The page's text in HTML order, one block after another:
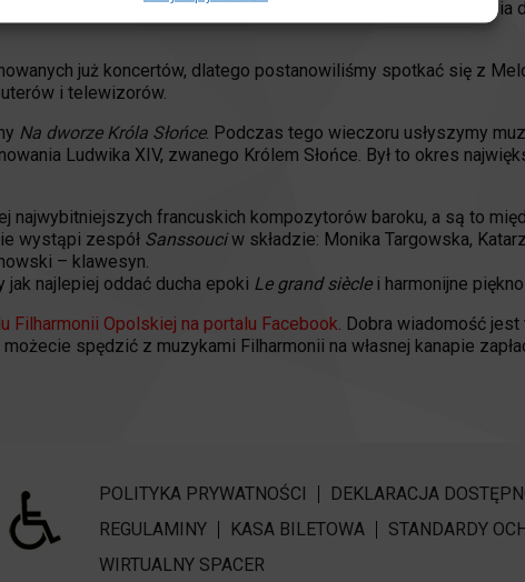
– jesteśmy zobowiązani do przedłużenia okresu zawieszenia
już koncertów, dlatego postanowiliśmy spotkać się z
i telewizorów.
Na dworze Króla Słońce. Podczas tego wieczoru usłyszymy
Ludwika XIV, zwanego Królem Słońce. Był to okres
francuskich kompozytorów baroku, a są to
wystąpi zespół Sanssouciw składzie: Monika Targowska,
– klawesyn.
najlepiej oddać ducha epoki Le grand sièclei harmonijne
Filharmonii Opolskiej na portalu Facebook . Dobra wiadomość
spędzić z muzykami Filharmonii na własnej kanapie
POLITYKA PRYWATNOŚCI DEKLARACJA
REGULAMINY
KASA BILETOWA
STANDARDY
WIRTUALNY SPACER